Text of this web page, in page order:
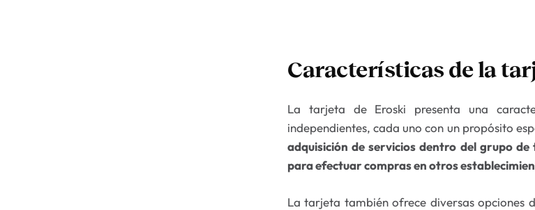
Características de la
La tarjeta de Eroski presenta una
independientes, cada uno con un propósito
adquisición de servicios dentro del grupo
para efectuar compras en otros
La tarjeta también ofrece diversas opciones